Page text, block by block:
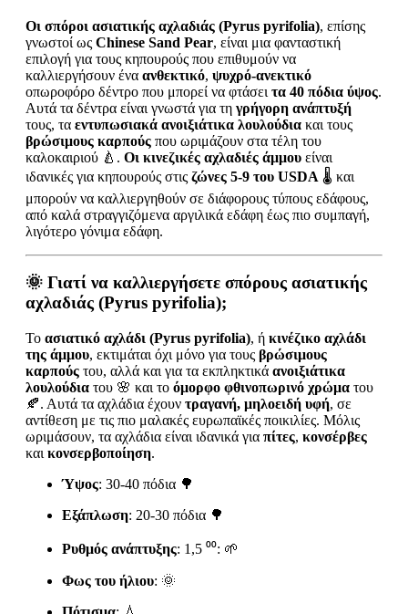
Οι σπόροι ασιατικής αχλαδιάς (Pyrus pyrifolia), επίσης
γνωστοί ως Chinese Sand Pear, είναι μια φανταστική
επιλογή για τους κηπουρούς που επιθυμούν να
καλλιεργήσουν ένα ανθεκτικό, ψυχρό-ανεκτικό
οπωροφόρο δέντρο που μπορεί να φτάσει τα 40 πόδια ύψος.
Αυτά τα δέντρα είναι γνωστά για τη γρήγορη ανάπτυξή
τους, τα εντυπωσιακά ανοιξιάτικα λουλούδια και τους
βρώσιμους καρπούς που ωριμάζουν στα τέλη του
καλοκαιριού 🍐. Οι κινεζικές αχλαδιές άμμου είναι
ιδανικές για κηπουρούς στις ζώνες 5-9 του USDA 🌡️ και
μπορούν να καλλιεργηθούν σε διάφορους τύπους εδάφους,
από καλά στραγγιζόμενα αργιλικά εδάφη έως πιο συμπαγή,
λιγότερο γόνιμα εδάφη.
🌞 Γιατί να καλλιεργήσετε σπόρους ασιατικής
αχλαδιάς (Pyrus pyrifolia);
Το ασιατικό αχλάδι (Pyrus pyrifolia), ή κινέζικο αχλάδι
της άμμου, εκτιμάται όχι μόνο για τους βρώσιμους
καρπούς του, αλλά και για τα εκπληκτικά ανοιξιάτικα
λουλούδια του 🌸 και το όμορφο φθινοπωρινό χρώμα του
🍂. Αυτά τα αχλάδια έχουν τραγανή, μηλοειδή υφή, σε
αντίθεση με τις πιο μαλακές ευρωπαϊκές ποικιλίες. Μόλις
ωριμάσουν, τα αχλάδια είναι ιδανικά για πίτες, κονσέρβες
και κονσερβοποίηση.
Ύψος: 30-40 πόδια 🌳
Εξάπλωση: 20-30 πόδια 🌳
Ρυθμός ανάπτυξης: 1,5 ⁰⁰: 🌱
Φως του ήλιου: 🌞